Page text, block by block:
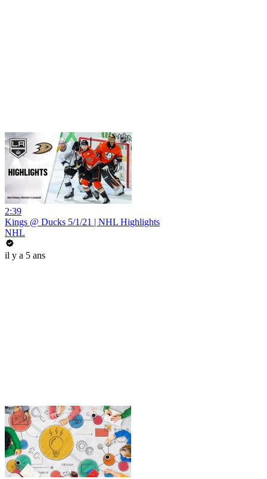
2:39
Kings @ Ducks 5/1/21 | NHL Highlights
NHL
il y a 5 ans